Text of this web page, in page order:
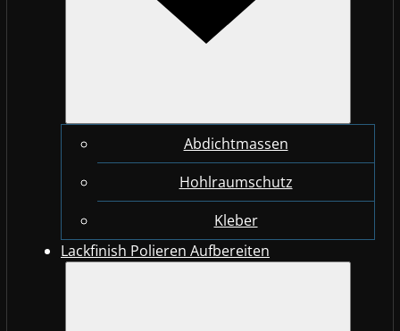
Abdichtmassen
Hohlraumschutz
Kleber
Lackfinish Polieren Aufbereiten